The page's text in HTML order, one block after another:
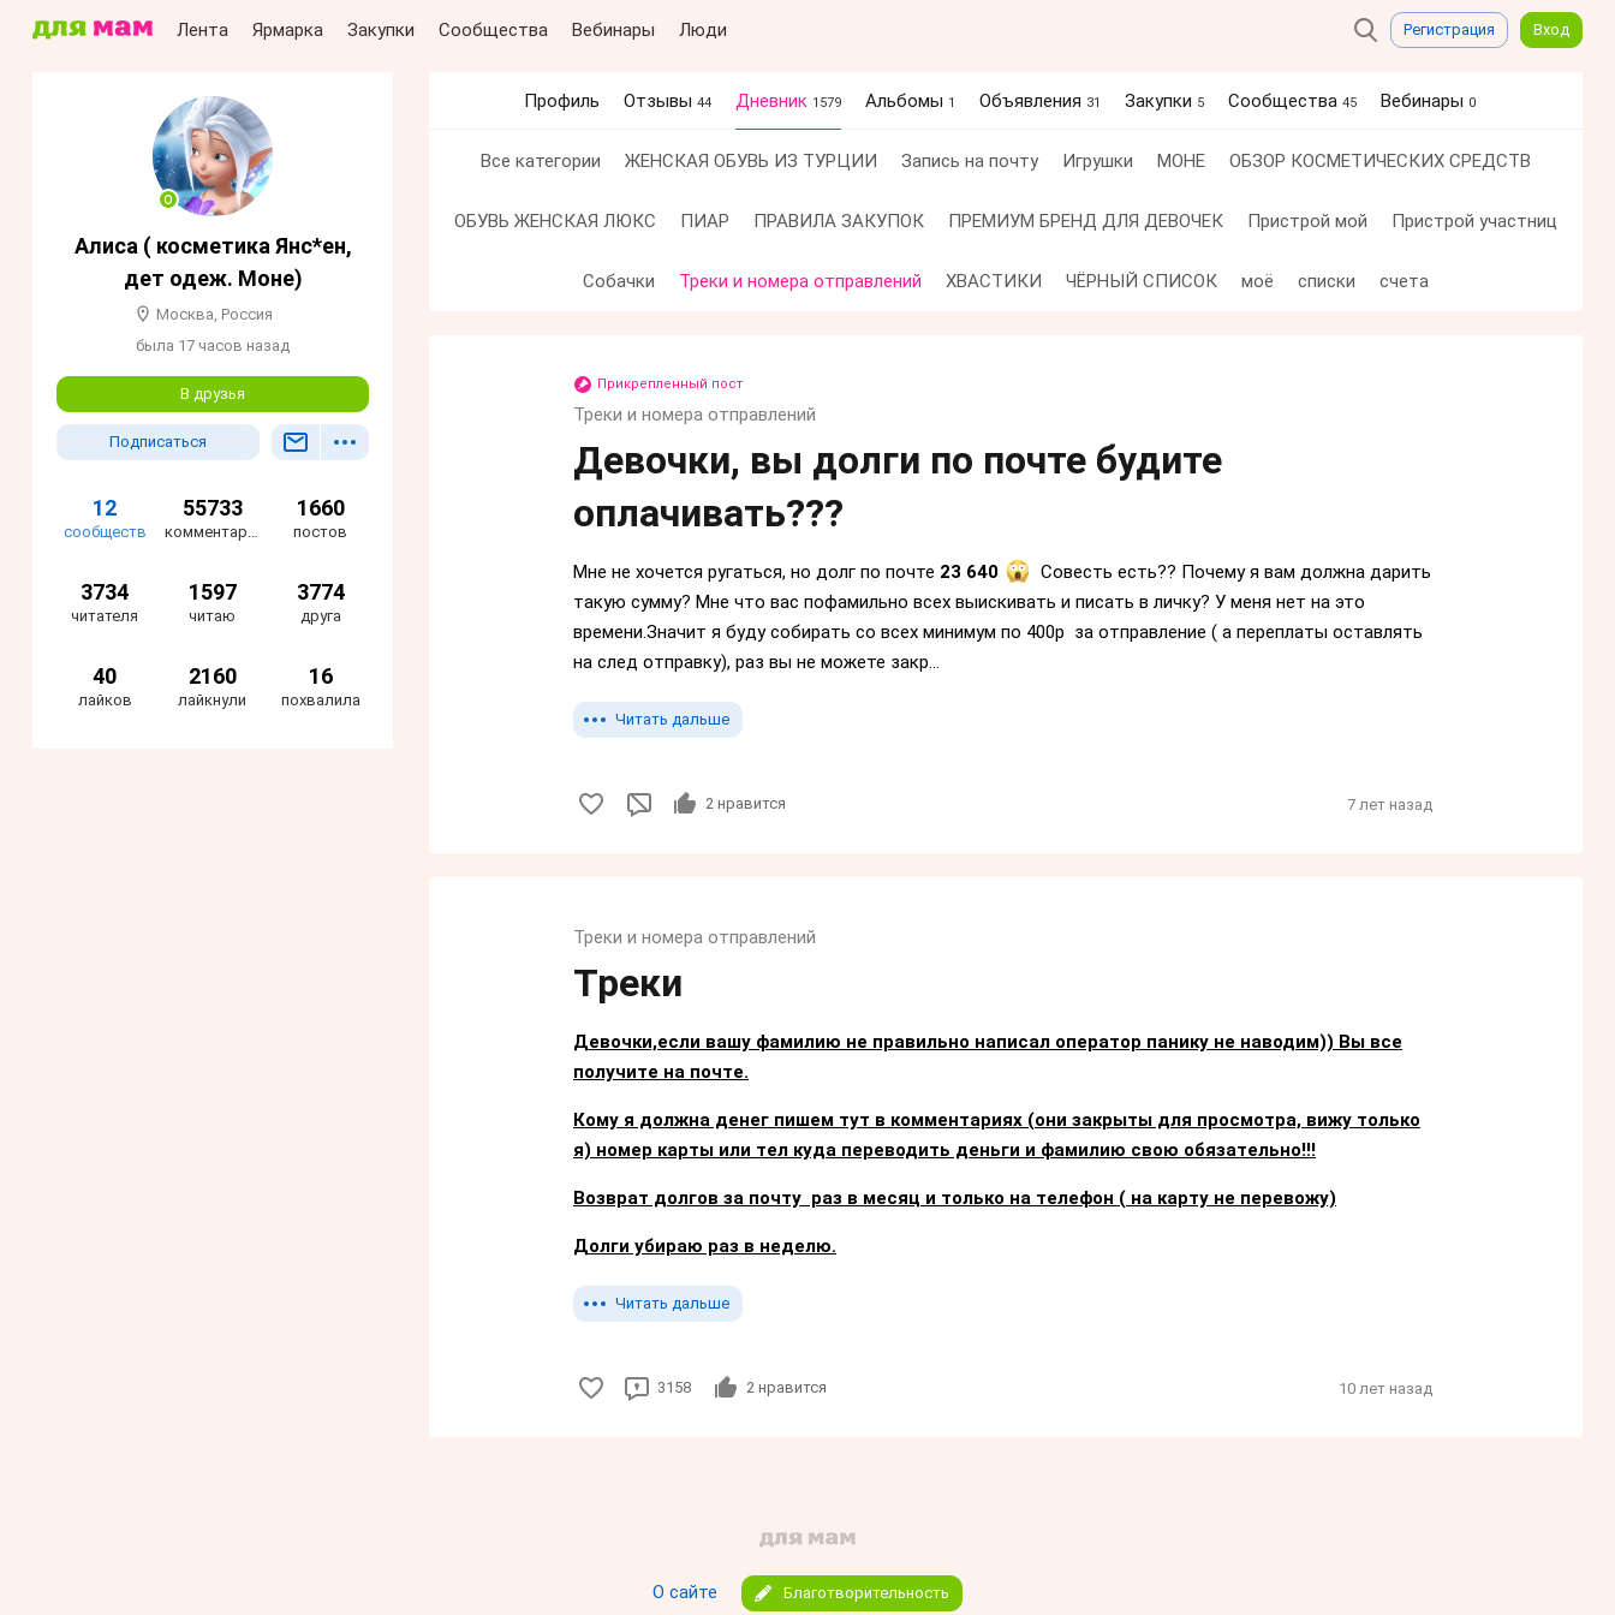
Лента Ярмарка Закупки Сообщества Вебинары Люди Регистрация Вход
Алиса ( косметика Янс*ен,
дет одеж. Моне)
Москва, Россия
была 17 часов назад
В друзья
Подписаться
12
сообществ
55733
комментария
1660
постов
3734
читателя
1597
читаю
3774
друга
40
лайков
2160
лайкнули
16
похвалила
Профиль Отзывы 44 Дневник 1579 Альбомы 1 Объявления 31 Закупки 5 Сообщества 45 Вебинары 0
Все категории ЖЕНСКАЯ ОБУВЬ ИЗ ТУРЦИИ Запись на почту Игрушки МОНЕ ОБЗОР КОСМЕТИЧЕСКИХ СРЕДСТВ
ОБУВЬ ЖЕНСКАЯ ЛЮКС ПИАР ПРАВИЛА ЗАКУПОК ПРЕМИУМ БРЕНД ДЛЯ ДЕВОЧЕК Пристрой мой Пристрой участниц
Собачки Треки и номера отправлений ХВАСТИКИ ЧЁРНЫЙ СПИСОК моё списки счета
Прикрепленный пост
Треки и номера отправлений
Девочки, вы долги по почте будите
оплачивать???
Мне не хочется ругаться, но долг по почте 23 640
Совесть есть?? Почему я вам должна дарить
такую сумму? Мне что вас пофамильно всех выискивать и писать в личку? У меня нет на это
времени.Значит я буду собирать со всех минимум по 400р за отправление ( а переплаты оставлять
на след отправку), раз вы не можете закр...
Читать дальше
2 нравится 7 лет назад
Треки и номера отправлений
Треки
Девочки,если вашу фамилию не правильно написал оператор панику не наводим)) Вы все
получите на почте.
Кому я должна денег пишем тут в комментариях (они закрыты для просмотра, вижу только
я) номер карты или тел куда переводить деньги и фамилию свою обязательно!!!
Возврат долгов за почту раз в месяц и только на телефон ( на карту не перевожу)
Долги убираю раз в неделю.
Читать дальше
3158 2 нравится 10 лет назад
О сайте Благотворительность